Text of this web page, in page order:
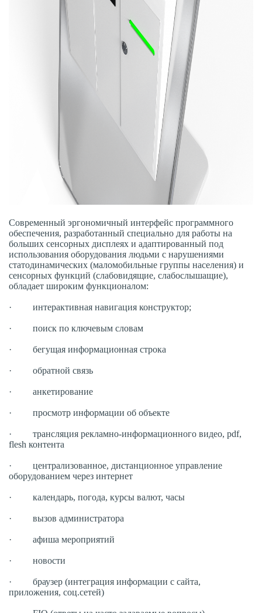
Современный эргономичный интерфейс программного
обеспечения, разработанный специально для работы на
больших сенсорных дисплеях и адаптированный под
использования оборудования людьми с нарушениями
статодинамических (маломобильные группы населения) и
сенсорных функций (слабовидящие, слабослышащие),
обладает широким функционалом:
· интерактивная навигация конструктор;
· поиск по ключевым словам
· бегущая информационная строка
· обратной связь
· анкетирование
· просмотр информации об объекте
· трансляция рекламно-информационного видео, pdf,
flesh контента
· централизованное, дистанционное управление
оборудованием через интернет
· календарь, погода, курсы валют, часы
· вызов администратора
· афиша мероприятий
· новости
· браузер (интеграция информации с сайта,
приложения, соц.сетей)